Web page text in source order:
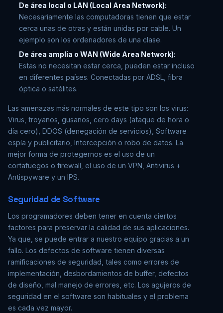
De área local o LAN (Local Area Network):
Necesariamente las computadoras tienen que estar
cerca unas de otras y están unidas por cable. Un
ejemplo son los ordenadores de una clase.
De área amplia o WAN (Wide Area Network):
Estas no necesitan estar cerca, pueden estar incluso
en diferentes países. Conectadas por ADSL, fibra
óptica o satélites.
Las amenazas más normales de este tipo son los virus:
Virus, troyanos, gusanos, cero days (ataque de hora o
día cero), DDOS (denegación de servicios), Software
espía y publicitario, Intercepción o robo de datos. La
mejor forma de protegernos es el uso de un
cortafuegos o firewall, el uso de un VPN, Antivirus +
Antispyware y un IPS.
Seguridad de Software
Los programadores deben tener en cuenta ciertos
factores para preservar la calidad de sus aplicaciones.
Ya que, se puede entrar a nuestro equipo gracias a un
fallo. Los defectos de software tienen diversas
ramificaciones de seguridad, tales como errores de
implementación, desbordamientos de buffer, defectos
de diseño, mal manejo de errores, etc. Los agujeros de
seguridad en el software son habituales y el problema
es cada vez mayor.